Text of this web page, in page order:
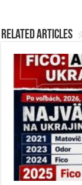
Related Articles